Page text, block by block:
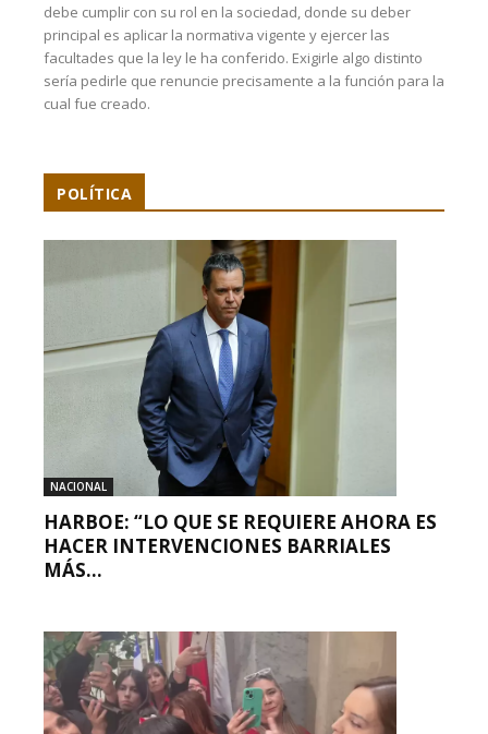
debe cumplir con su rol en la sociedad, donde su deber
principal es aplicar la normativa vigente y ejercer las
facultades que la ley le ha conferido. Exigirle algo distinto
sería pedirle que renuncie precisamente a la función para la
cual fue creado.
POLÍTICA
NACIONAL
HARBOE: “LO QUE SE REQUIERE AHORA ES
HACER INTERVENCIONES BARRIALES
MÁS...